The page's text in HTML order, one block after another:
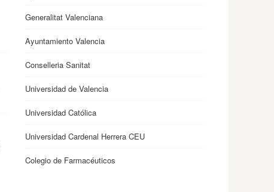
Generalitat Valenciana
Ayuntamiento Valencia
Conselleria Sanitat
Universidad de Valencia
Universidad Católica
Universidad Cardenal Herrera CEU
Colegio de Farmacéuticos